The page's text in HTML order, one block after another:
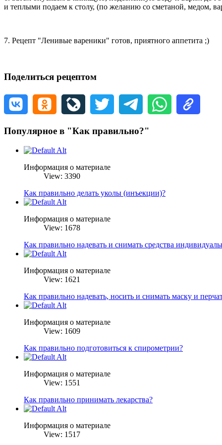
и теплыми подаем к столу, (по желанию со сметаной, медом,
7. Рецепт "Ленивые вареники" готов, приятного аппетита ;)
Поделиться рецептом
Популярное в "Как правильно?"
Информация о материале
View: 3390
Как правильно делать уколы (инъекции)?
Информация о материале
View: 1678
Как правильно надевать и снимать средства
Информация о материале
View: 1621
Как правильно надевать, носить и снимать маску и
Информация о материале
View: 1609
Как правильно подготовиться к спирометрии?
Информация о материале
View: 1551
Как правильно принимать лекарства?
Информация о материале
View: 1517